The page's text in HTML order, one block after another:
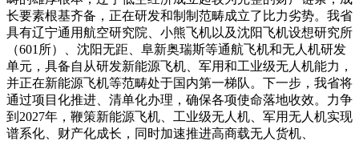
长要素根基齐备，正在研发和制制范畴成立了比力劣势。我省
具有辽宁通用航空研究院、小熊飞机以及沈阳飞机设想研究所
（601所）、沈阳无距、阜新奥瑞斯等通航飞机和无人机研发
单元，具备自从研发新能源飞机、军用和工业级无人机能力，
并正在新能源飞机等范畴处于国内第一梯队。下一步，我省将
通过项目化推进、清单化办理，确保各项使命落地收效。力争
到2027年，鞭策新能源飞机、工业级无人机、军用无人机实现
谱系化、财产化成长，同时加速推进高商载无人货机、